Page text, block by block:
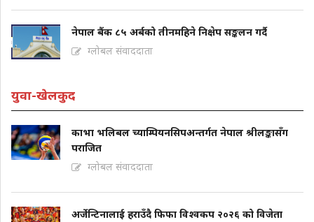
नेपाल बैंक ८५ अर्बको तीनमहिने निक्षेप सङ्कलन गर्दै
ग्लोबल संवाददाता
युवा-खेलकुद
काभा भलिबल च्याम्पियनसिपअन्तर्गत नेपाल श्रीलङ्कासँग
पराजित
ग्लोबल संवाददाता
अर्जेन्टिनालाई हराउँदै फिफा विश्वकप २०२६ को विजेता